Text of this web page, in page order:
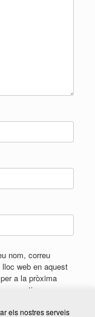
nom, correu
web en aquest
a la pròxima
comenti.
els nostres serveis